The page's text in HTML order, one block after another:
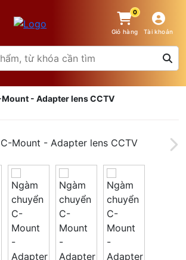
0
Giỏ hàng Tài khoản
- Adapter lens CCTV
5x